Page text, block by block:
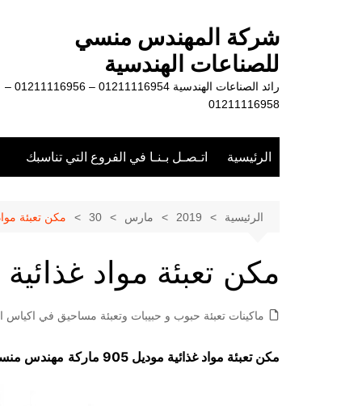
شركة المهندس منسي
للصناعات الهندسية
رائد الصناعات الهندسية 01211116954 – 01211116956 –
01211116958
الرئيسية اتـصـل بـنـا في الفروع التي تناسبك
الرئيسية 2019 مارس 30 مكن تعبئة
مكن تعبئة مواد غذائية
ماكينات تعبئة حبوب و حبيبات وتعبئة مساحيق في اكياس
مكن تعبئة مواد غذائية موديل 905 ماركة مهندس